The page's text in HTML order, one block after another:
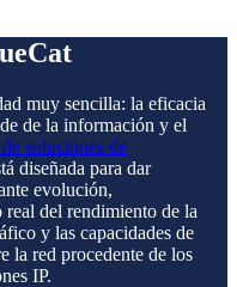
muy sencilla: la eficacia
de la información y el
soluciones de
diseñada para dar
evolución,
del rendimiento de la
y las capacidades de
la red procedente de los
IP.